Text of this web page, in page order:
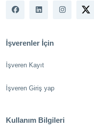
İşverenler İçin
İşveren Kayıt
İşveren Giriş yap
Kullanım Bilgileri